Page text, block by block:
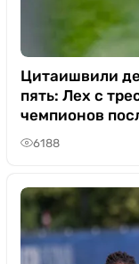
Цитаишвили
пять: Лех с
чемпионов
6188